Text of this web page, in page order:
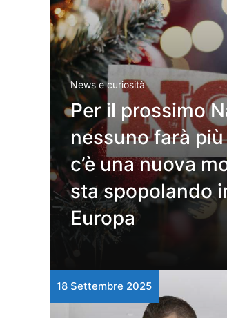
News e curiosità
Per il prossimo
nessuno farà più
c’è una nuova
sta spopolando
Europa
18 Settembre 2025